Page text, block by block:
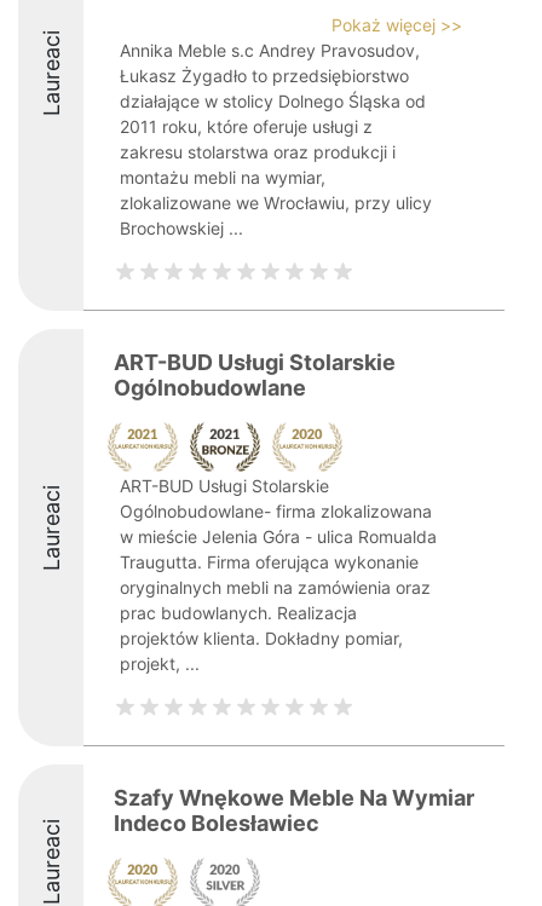
Laureaci
Pokaż więcej >>
Annika Meble s.c Andrey Pravosudov,
Łukasz Żygadło to przedsiębiorstwo
działające w stolicy Dolnego Śląska od
2011 roku, które oferuje usługi z
zakresu stolarstwa oraz produkcji i
montażu mebli na wymiar,
zlokalizowane we Wrocławiu, przy ulicy
Brochowskiej ...
Laureaci
ART-BUD Usługi Stolarskie
Ogólnobudowlane
ART-BUD Usługi Stolarskie
Ogólnobudowlane- firma zlokalizowana
w mieście Jelenia Góra - ulica Romualda
Traugutta. Firma oferująca wykonanie
oryginalnych mebli na zamówienia oraz
prac budowlanych. Realizacja
projektów klienta. Dokładny pomiar,
projekt, ...
Laureaci
Szafy Wnękowe Meble Na Wymiar
Indeco Bolesławiec